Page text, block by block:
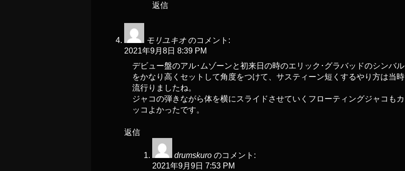
返信
モリユキオ のコメント:
2021年9月8日 8:39 PM
デビュー盤のアル･ムゾーンと初来日の時のエリック･グラバッドのシンバル
をかなり高くセットして角度をつけて、サスティーン短くするやり方は当時
流行りましたね。
ジャコの弾きながら体を横にスライドさせていくフローティングジャコもカ
ッコよかったです。
返信
drumskuro のコメント:
2021年9月9日 7:53 PM